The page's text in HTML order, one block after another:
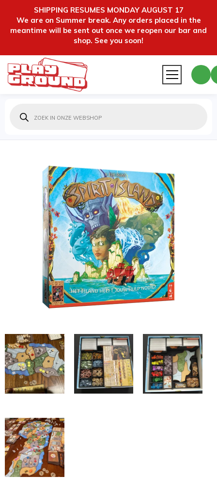
SHIPPING RESUMES MONDAY AUGUST 17
We are on Summer break. Any orders placed in the
meantime will be sent out once we reopen our bar and
shop. See you soon!
zoeken